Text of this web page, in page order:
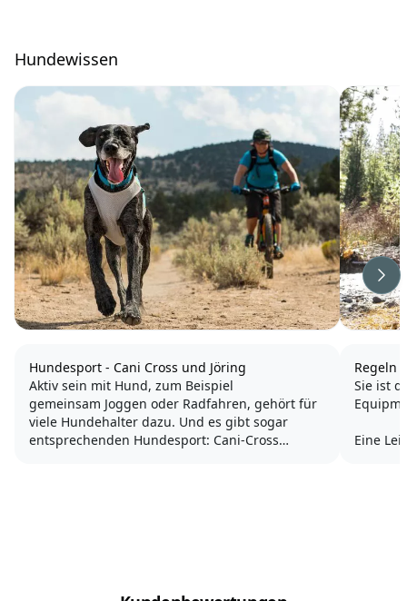
Hundewissen
Hundesport - Cani Cross und Jöring
Aktiv sein mit Hund, zum Beispiel
gemeinsam Joggen oder Radfahren, gehört für
viele Hundehalter dazu. Und es gibt sogar
entsprechenden Hundesport: Cani-Cross
Regeln
Sie ist
Eine